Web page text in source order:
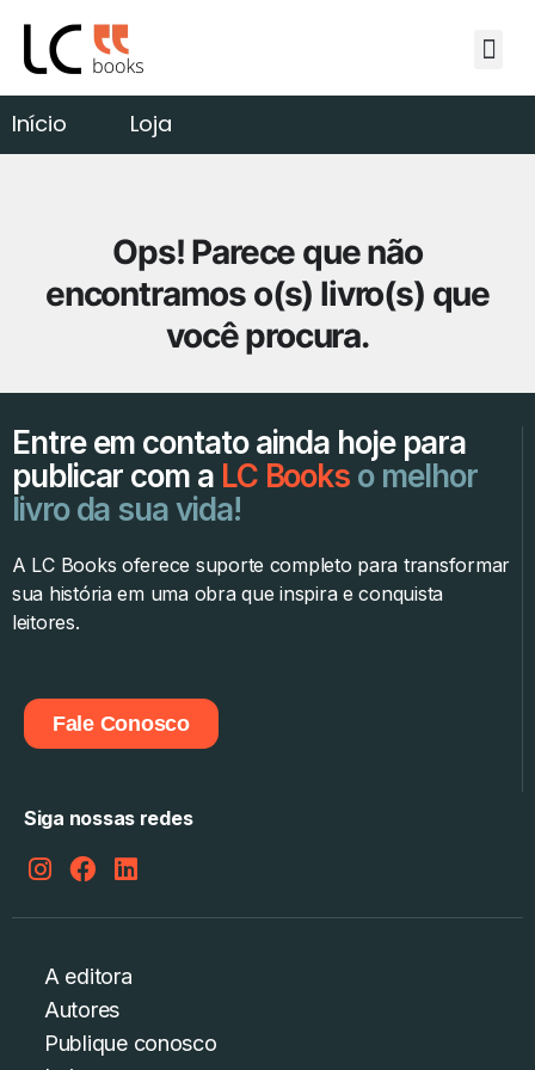
Início Loja
Ops! Parece que não
encontramos o(s) livro(s) que
você procura.
Entre em contato ainda hoje para
publicar com a LC Books o melhor
livro da sua vida!
A LC Books oferece suporte completo para transformar
sua história em uma obra que inspira e conquista
leitores.
Fale Conosco
Siga nossas redes
A editora
Autores
Publique conosco